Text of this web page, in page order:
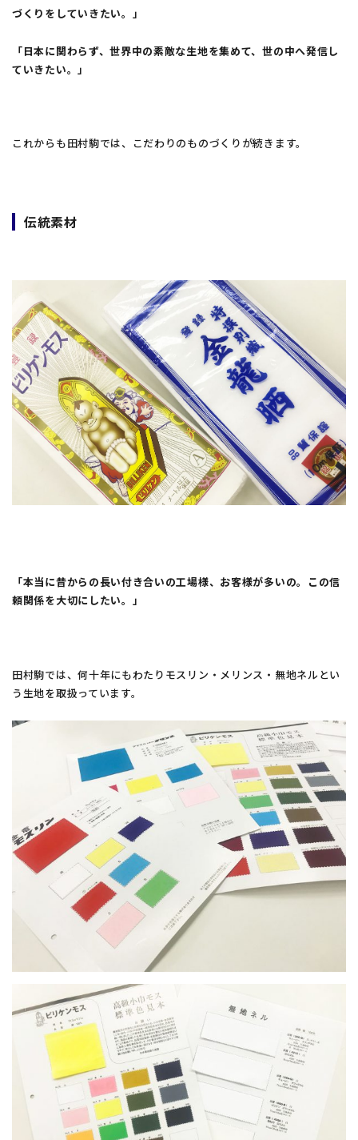
づくりをしていきたい。」
「日本に関わらず、世界中の素敵な生地を集めて、世の中へ発信し
ていきたい。」
これからも田村駒では、こだわりのものづくりが続きます。
伝統素材
「本当に昔からの長い付き合いの工場様、お客様が多いの。この信
頼関係を大切にしたい。」
田村駒では、何十年にもわたりモスリン・メリンス・無地ネルとい
う生地を取扱っています。